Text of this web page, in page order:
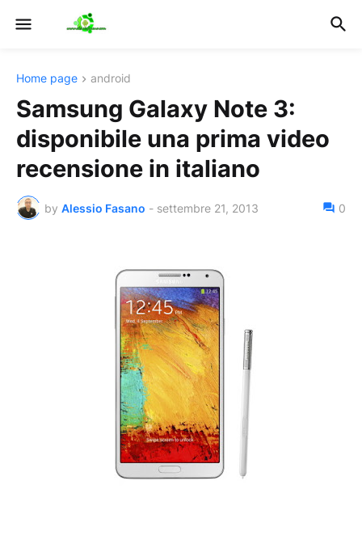
Home page android
Samsung Galaxy Note 3:
disponibile una prima video
recensione in italiano
by Alessio Fasano - settembre 21, 2013 0